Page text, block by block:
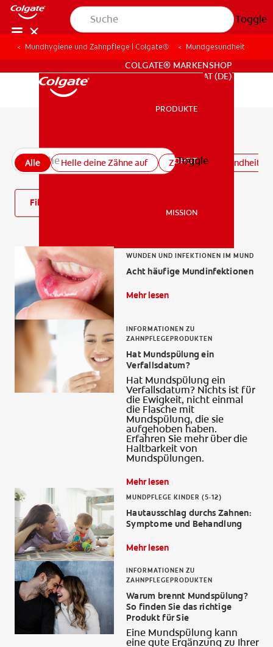
Toggle
MUNDGESUNDHEIT
MISSION
FÜR FACHKREISE
COLGATE® MARKENSHOP
AT (DE)
FÜR FACHKREISE
COLGATE® MARKENSHOP
AT (DE)
PRODUKTE
MUNDGESUNDHEIT
MISSION
Toggle
Mundhygiene und Zahnpflege | Colgate® Mundgesundheit
Alle Helle deine Zähne auf Zahnfleischgesundheit
Filter
WUNDEN UND INFEKTIONEN IM MUND
Acht häufige Mundinfektionen
Mehr lesen
INFORMATIONEN ZU
ZAHNPFLEGEPRODUKTEN
Hat Mundspülung ein
Verfallsdatum?
Hat Mundspülung ein
Verfallsdatum? Nichts ist für
die Ewigkeit, nicht einmal
die Flasche mit
Mundspülung, die sie
aufgehoben haben.
Erfahren Sie mehr über die
Haltbarkeit von
Mundspülungen.
Mehr lesen
MUNDPFLEGE KINDER (5-12)
Hautausschlag durchs Zahnen:
Symptome und Behandlung
Mehr lesen
INFORMATIONEN ZU
ZAHNPFLEGEPRODUKTEN
Warum brennt Mundspülung?
So finden Sie das richtige
Produkt für Sie
Eine Mundspülung kann
eine gute Ergänzung zu Ihrer